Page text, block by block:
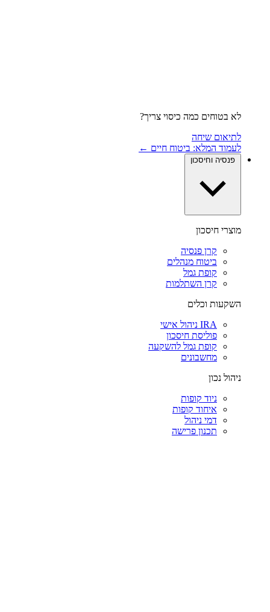
לא בטוחים כמה כיסוי צריך?
לתיאום שיחה
לעמוד המלא: ביטוח חיים ←
פנסיה וחיסכון
מוצרי חיסכון
קרן פנסיה
ביטוח מנהלים
קופת גמל
קרן השתלמות
השקעות וכלים
IRA ניהול אישי
פוליסת חיסכון
קופת גמל להשקעה
מחשבונים
ניהול נכון
ניוד קופות
איחוד קופות
דמי ניהול
תכנון פרישה